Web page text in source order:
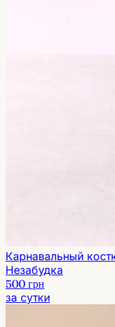
Карнавальный
Незабудка
500 грн
за сутки